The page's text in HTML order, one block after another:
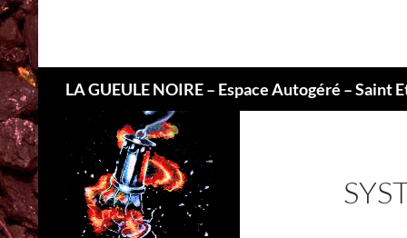
LA GUEULE NOIRE – Espace Autogéré – Saint